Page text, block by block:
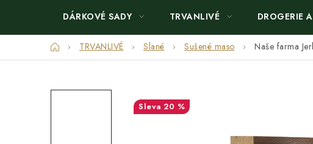
DÁRKOVÉ SADY TRVANLIVÉ DROGERIE
DomůTRVANLIVÉ Slané Sušené maso Naše farma
20 %